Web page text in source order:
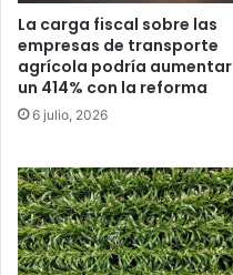
La carga fiscal sobre las
empresas de transporte
agrícola podría aumentar
un 414% con la reforma
6 julio, 2026